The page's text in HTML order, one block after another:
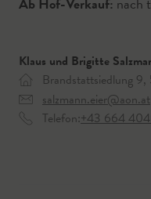
Klaus und Brigitte
Brandstattsiedlung
salzmann.eier@aon.at
Telefon:+43 664